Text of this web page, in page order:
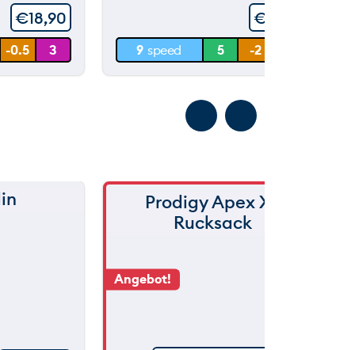
€18,90
-0.5 3 0 m
€
9 speed 5 -2
Angebot!
Prodigy Apex XL
Rucksack